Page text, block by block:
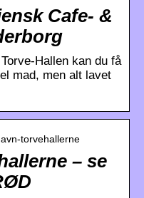
Cafe- &
Hallen kan du få
mad, men alt lavet
torvehallerne
– se